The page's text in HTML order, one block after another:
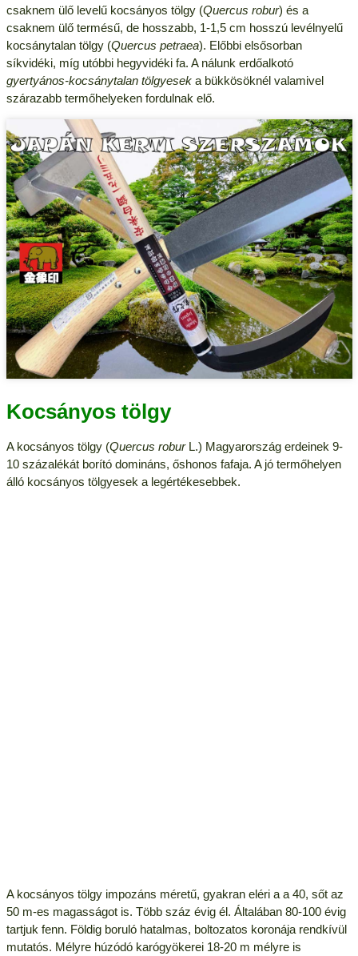
csaknem ülő levelű kocsányos tölgy (Quercus robur) és a
csaknem ülő termésű, de hosszabb, 1-1,5 cm hosszú levélnyelű
kocsánytalan tölgy (Quercus petraea). Előbbi elsősorban
síkvidéki, míg utóbbi hegyvidéki fa. A nálunk erdőalkotó
gyertyános-kocsánytalan tölgyeseka bükkösöknél valamivel
szárazabb termőhelyeken fordulnak elő.
Kocsányos tölgy
A kocsányos tölgy (Quercus roburL.) Magyarország erdeinek 9-
10 százalékát borító domináns, őshonos fafaja. A jó termőhelyen
álló kocsányos tölgyesek a legértékesebbek.
A kocsányos tölgy impozáns méretű, gyakran eléri a a 40, sőt az
50 m-es magasságot is. Több száz évig él. Általában 80-100 évig
tartjuk fenn. Földig boruló hatalmas, boltozatos koronája rendkívül
mutatós. Mélyre húzódó karógyökerei 18-20 m mélyre is